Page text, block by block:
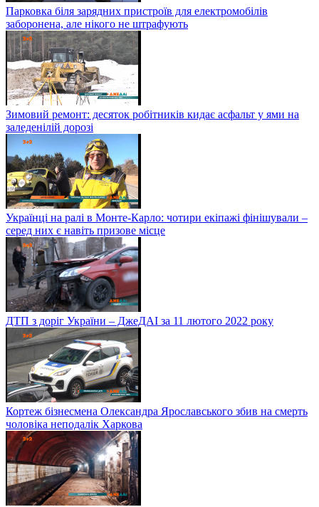
Парковка біля зарядних пристроїв для електромобілів
заборонена, але нікого не штрафують
Зимовий ремонт: десяток робітників кидає асфальт у ями на
заледенілій дорозі
Українці на ралі в Монте-Карло: чотири екіпажі фінішували –
серед них є навіть призове місце
ДТП з доріг України – ДжеДАІ за 11 лютого 2022 року
Кортеж бізнесмена Олександра Ярославського збив на смерть
чоловіка неподалік Харкова